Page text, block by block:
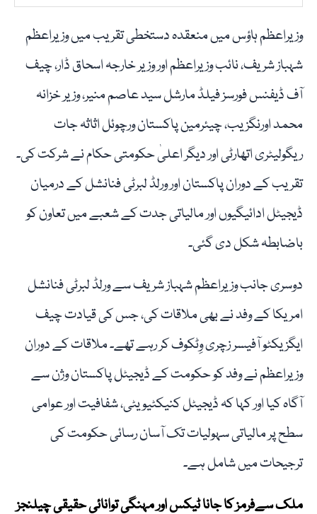
وزیراعظم ہاؤس میں منعقدہ دستخطی تقریب میں وزیراعظم
شہباز شریف، نائب وزیراعظم اور وزیر خارجہ اسحاق ڈار، چیف
آف ڈیفنس فورسز فیلڈ مارشل سید عاصم منیر، وزیر خزانہ
محمد اورنگزیب، چیئرمین پاکستان ورچوئل اثاثہ جات
ریگولیٹری اتھارٹی اور دیگر اعلیٰ حکومتی حکام نے شرکت کی۔
تقریب کے دوران پاکستان اور ورلڈ لبرٹی فنانشل کے درمیان
ڈیجیٹل ادائیگیوں اور مالیاتی جدت کے شعبے میں تعاون کو
باضابطہ شکل دی گئی۔
دوسری جانب وزیراعظم شہباز شریف سے ورلڈ لبرٹی فنانشل
امریکا کے وفد نے بھی ملاقات کی، جس کی قیادت چیف
ایگزیکٹو آفیسر زچری وِٹکوف کر رہے تھے۔ ملاقات کے دوران
وزیراعظم نے وفد کو حکومت کے ڈیجیٹل پاکستان وژن سے
آگاہ کیا اور کہا کہ ڈیجیٹل کنیکٹیویٹی، شفافیت اور عوامی
سطح پر مالیاتی سہولیات تک آسان رسائی حکومت کی
ترجیحات میں شامل ہے۔
ملک سےفرمز کا جانا ٹیکس اور مہنگی توانائی حقیقی چیلنجز